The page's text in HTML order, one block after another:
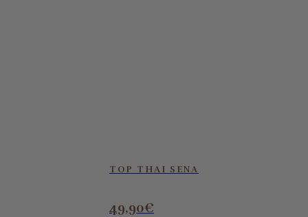
TOP THAI SENA
49,90€